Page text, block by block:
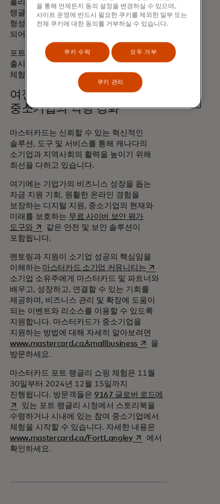
홀리데이 시즌에 마스터카드와 협력하여 포트
랭글리와 같은 지역사회의 심장과 영혼을
형성하는 소규모 비즈니스에 관심을 기울이게
되어 기쁩니다."라고 말했습니다.
포트 랭글리 체험은 2025년 이후 북미 전역에
출시될 일련의 쇼핑 체험 중 첫 번째
체험입니다.
여정의 모든 단계에서
중소기업의 역량 강화
마스터카드는 신뢰할 수 있는 혁신적인
솔루션, 도구 및 서비스를 통해 캐나다의
소기업과 지역사회의 활력을 높이기 위해
최선을 다하고 있습니다.
여기에는 기업가의 비즈니스 성장을 돕는
자금 지원 기회, 원활한 온라인 경험을
보장하는 디지털 지원, 중소기업의 현재와
미래를 보호하는 무료 사이버 보안 평가
도구와새 탭에서 열림
같은 안전 및 보안 솔루션이
포함됩니다.
멘토링과 지원이 소기업 성공의 핵심임을
이해하는 마스터카드 소기업 커뮤니티는새 탭에서 열림
소기업 소유주에게 마스터카드 및 파트너와
배우고, 성장하고, 연결할 수 있는 기회를
제공하며, 비즈니스 관리 및 확장에 도움이
되는 이벤트와 리소스를 이용할 수 있도록
지원합니다. 마스터카드가 중소기업을
지원하는 방법에 대해 자세히 알아보려면
www.mastercard.ca/smallbusiness새 탭에서 열림
을
방문하세요.
마스터카드 포트 랭글리 쇼핑 체험은 11월
30일부터 2024년 12월 15일까지
진행됩니다. 방문객들은 9167 글로버 로드에
있는 포트 랭글리 시청에서 스토리북을
수령하거나 시내에 있는 참여 중소기업에서
체험을 시작할 수 있습니다. 자세한 내용은
www.mastercard.ca/FortLangley새 탭에서 열림
에서
확인하세요.
을 통해 언제든지 동의 설정을 변경하실 수 있으며,
사이트 운영에 반드시 필요한 쿠키를 제외한 일부 또는
전체 쿠키에 대한 동의를 거부하실 수 있습니다.
쿠키 수락 모두 거부
쿠키 관리